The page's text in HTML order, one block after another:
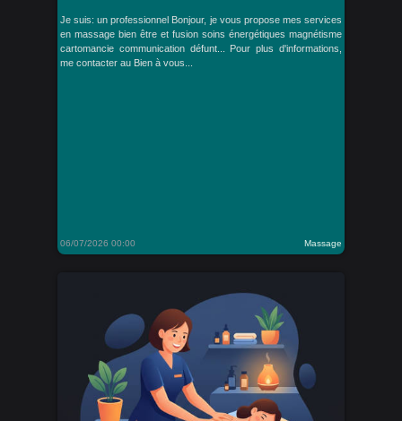
Je suis: un professionnel Bonjour, je vous propose mes services
en massage bien être et fusion soins énergétiques magnétisme
cartomancie communication défunt... Pour plus d'informations,
me contacter au Bien à vous...
06/07/2026 00:00 Massage